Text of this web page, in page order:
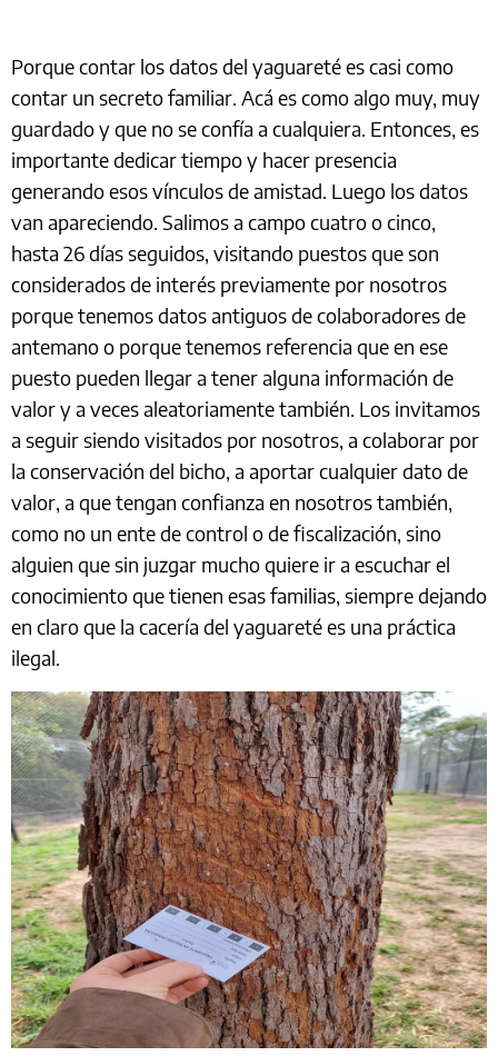
Porque contar los datos del yaguareté es casi como
contar un secreto familiar. Acá es como algo muy, muy
guardado y que no se confía a cualquiera. Entonces, es
importante dedicar tiempo y hacer presencia
generando esos vínculos de amistad. Luego los datos
van apareciendo. Salimos a campo cuatro o cinco,
hasta 26 días seguidos, visitando puestos que son
considerados de interés previamente por nosotros
porque tenemos datos antiguos de colaboradores de
antemano o porque tenemos referencia que en ese
puesto pueden llegar a tener alguna información de
valor y a veces aleatoriamente también. Los invitamos
a seguir siendo visitados por nosotros, a colaborar por
la conservación del bicho, a aportar cualquier dato de
valor, a que tengan confianza en nosotros también,
como no un ente de control o de fiscalización, sino
alguien que sin juzgar mucho quiere ir a escuchar el
conocimiento que tienen esas familias, siempre dejando
en claro que la cacería del yaguareté es una práctica
ilegal.